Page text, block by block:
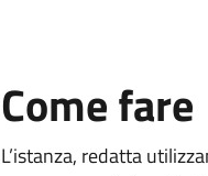
Come fare
L’istanza, redatta